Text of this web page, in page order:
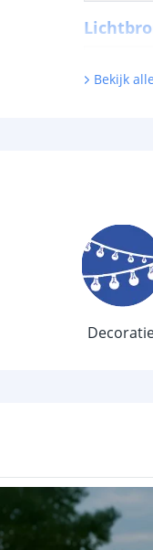
Aantal
Sensor
Aantal
Bekijk